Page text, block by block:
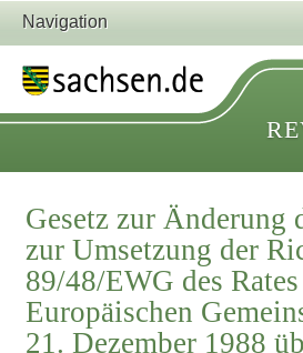
Navigation
Gesetz zur Änderung
zur Umsetzung der
89/48/EWG des
Europäischen
21. Dezember 1988